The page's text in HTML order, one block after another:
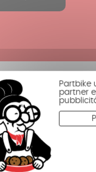
Partbike
partner